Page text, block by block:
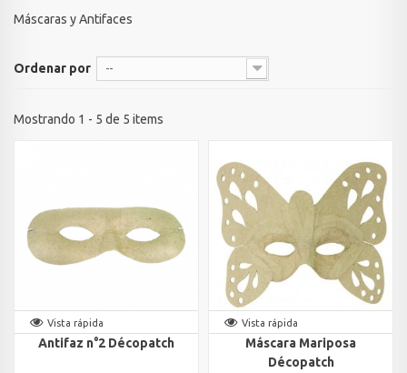
Máscaras y Antifaces
Ordenar por --
Mostrando 1 - 5 de 5 items
Vista rápida
Antifaz n°2 Décopatch
Vista rápida
Máscara Mariposa
Décopatch